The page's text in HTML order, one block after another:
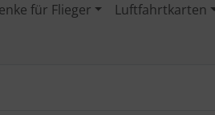
für Flieger Luftfahrtkarten